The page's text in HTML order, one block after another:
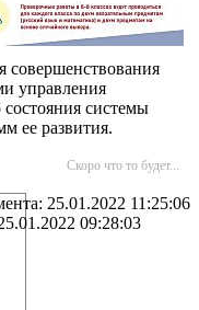
совершенствования
управления
состояния системы
ее развития.
Скоро что то будет...
25.01.2022 11:25:06
09:28:03